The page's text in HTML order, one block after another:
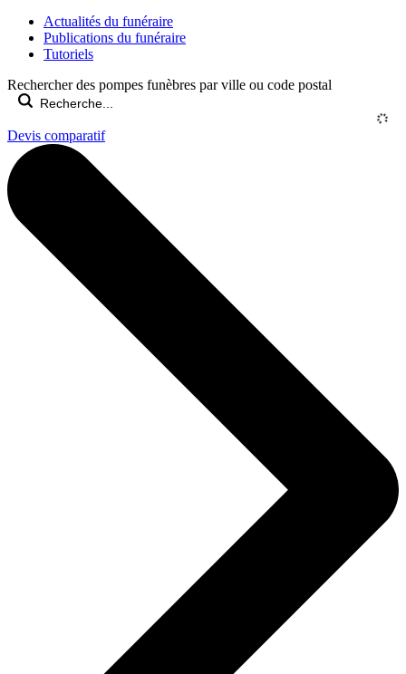
Actualités du funéraire
Publications du funéraire
Tutoriels
Rechercher des pompes funèbres par ville ou code postal
Devis comparatif